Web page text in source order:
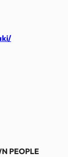
PEOPLE